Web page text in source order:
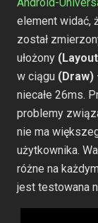
element widać,
został
ułożony
w ciągu (Draw)
niecałe 26ms.
problemy
nie ma
użytkownika.
różne na
jest testowana